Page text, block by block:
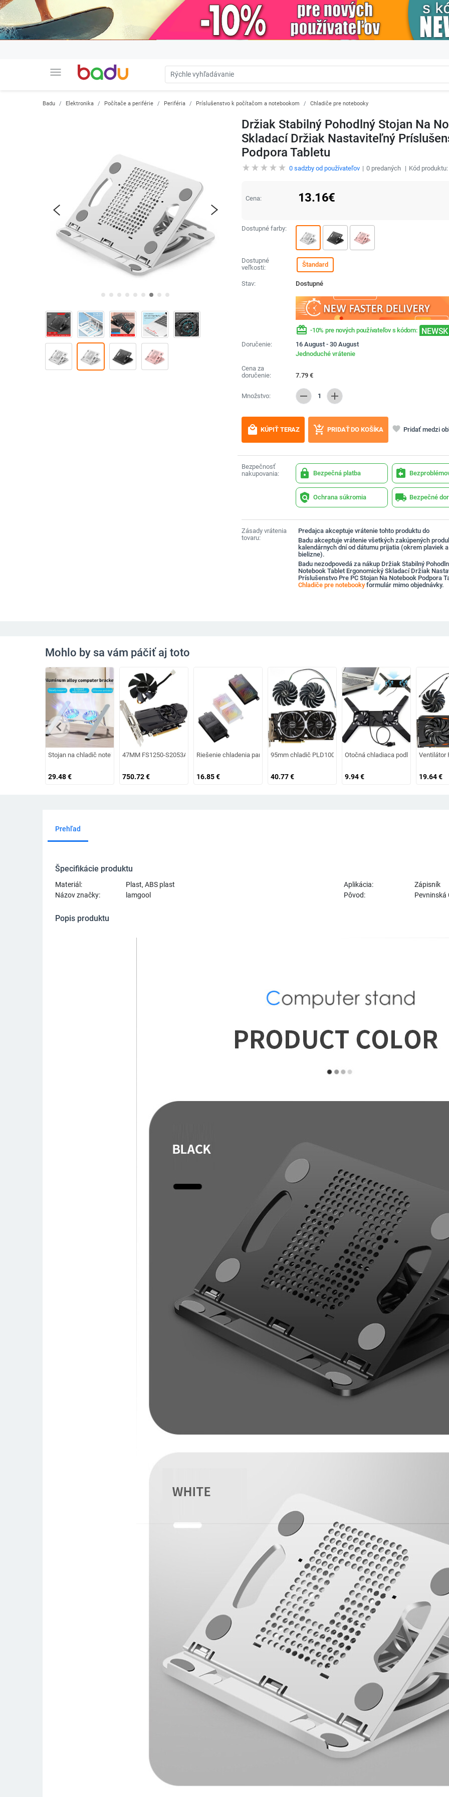
menu
Badu Elektronika Počítače a periférie Periféria Príslušenstvo k počítačom a notebookom Chladiče pre notebooky
Držiak Stabilný Pohodlný Stojan Na
Skladací Držiak Nastaviteľný
Podpora Tabletu
0sadzby od používateľov 0predaných Kód produktu:
Cena: 13.16€
Dostupné farby:
Dostupné
veľkosti:
Štandard
Stav: Dostupné
redeem -10% pre nových používateľov s kódom: NEWSK
Doručenie:
16 August - 30 August
Jednoduché vrátenie
Cena za
doručenie:
7.79€
Množstvo: remove 1 add
local_mall KÚPIŤ TERAZ add_shopping_cart PRIDAŤ DO KOŠÍKA favorite Pridať medzi
Bezpečnosť
nakupovania:
lock Bezpečná platba assignment_return
policy Ochrana súkromia local_shipping Bezpečné
Zásady vrátenia
tovaru:
Predajca akceptuje vrátenie tohto produktu do
Badu akceptuje vrátenie všetkých zakúpených
kalendárnych dní od dátumu prijatia (okrem plaviek
bielizne).
Badu nezodpovedá za nákup Držiak Stabilný
Notebook Tablet Ergonomický Skladací Držiak
Príslušenstvo Pre PC Stojan Na Notebook Podpora
Chladiče pre notebookyformulár mimo objednávky.
Mohlo by sa vám páčiť aj toto
Stojan na chladič notebooku s dvojitým ventilátorom, skladací chladiaci podstavec na notebook, prenosný a nastaviteľný stojan na notebook
29.48€
47MM FS1250-S2053A DC 12V 0.19A 3-pinový chladič GPU GPU pre Gigabyte GTX 1050Ti OC nízkoprofilový 4G
750.72€
Riešenie chladenia pamäte pomocou aktívneho chladiča pre DDR, DDR2, DDR3, DDR4,
16.85€
95mm chladič PLD10010S12HH DC 12V GTX 1080 Ti pre
40.77€
Otočná chladiaca podložka s USB
9.94€
Ventilátor
19.64€
chevron_left
Prehľad
Špecifikácie produktu
Materiál: Plast, ABS plast Aplikácia:
Zápisník
Názov značky:
lamgool Pôvod: Pevninská
Popis produktu